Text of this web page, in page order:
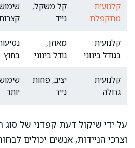
קלנועית
מתקפלת
קל משקל,
נייד
קלנועית
בגודל בינוני
מאוזן,
גודל בינוני
בחוץ
קלנועית
גדולה
יציב, פחות
נייד
יותר
על ידי שיקול דעת קפדני של סוג
וצרכי הניידות, אנשים יכולים